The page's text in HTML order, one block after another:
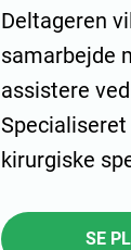
Deltageren
samarbejde
assistere
kirurgiske
SE